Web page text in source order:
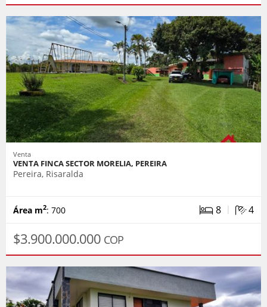
Venta
VENTA FINCA SECTOR MORELIA, PEREIRA
Pereira, Risaralda
Área m2: 700 8 | 4
$3.900.000.000 COP